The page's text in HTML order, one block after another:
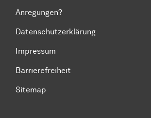
Anregungen?
Datenschutzerklärung
Impressum
Barrierefreiheit
Sitemap